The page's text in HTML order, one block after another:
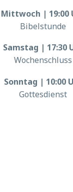
Mittwoch | 19:00
Bibelstunde
Samstag | 17:30
Wochenschluss
Sonntag | 10:00
Gottesdienst